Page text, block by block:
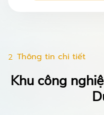
2 Thông tin chi tiết
Khu công